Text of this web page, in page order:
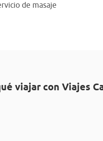
de masaje
viajar con Viajes